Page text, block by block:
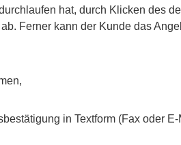
hat, durch Klicken des
Ferner kann der Kunde das
in Textform (Fax oder